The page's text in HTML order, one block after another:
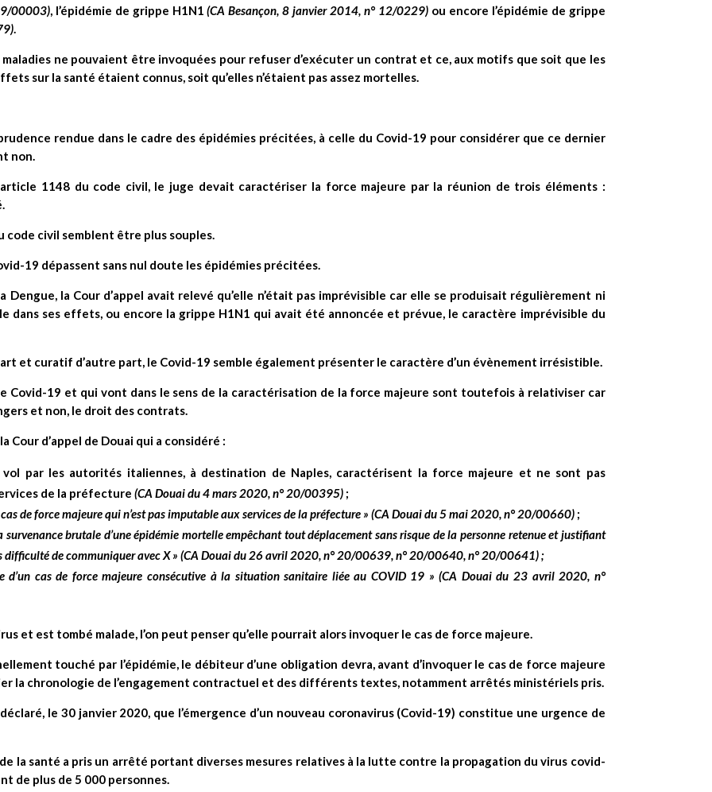
00003), l’épidémie de grippe H1N1(CA Besançon, 8 janvier 2014, n° 12/0229) ou encore l’épidémie de grippe
.
maladies ne pouvaient être invoquées pour refuser d’exécuter un contrat et ce, aux motifs que soit que les
sur la santé étaient connus, soit qu’elles n’étaient pas assez mortelles.
rendue dans le cadre des épidémies précitées, à celle du Covid-19 pour considérer que ce dernier
non.
article 1148 du code civil, le juge devait caractériser la force majeure par la réunion de trois éléments :
code civil semblent être plus souples.
19 dépassent sans nul doute les épidémies précitées.
la Cour d’appel avait relevé qu’elle n’était pas imprévisible car elle se produisait régulièrement ni
dans ses effets, ou encore la grippe H1N1 qui avait été annoncée et prévue, le caractère imprévisible du
et curatif d’autre part, le Covid-19 semble également présenter le caractère d’un évènement irrésistible.
Covid-19 et qui vont dans le sens de la caractérisation de la force majeure sont toutefois à relativiser car
et non, le droit des contrats.
Cour d’appel de Douai qui a considéré :
vol par les autorités italiennes, à destination de Naples, caractérisent la force majeure et ne sont pas
de la préfecture(CA Douai du 4 mars 2020, n° 20/00395);
de force majeure qui n’est pas imputable aux services de la préfecture » (CA Douai du 5 mai 2020, n° 20/00660);
brutale d’une épidémie mortelle empêchant tout déplacement sans risque de la personne retenue et justifiant
de communiquer avec X » (CA Douai du 26 avril 2020, n° 20/00639, n° 20/00640, n° 20/00641) ;
cas de force majeure consécutive à la situation sanitaire liée au COVID 19 » (CA Douai du 23 avril 2020, n°
et est tombé malade, l’on peut penser qu’elle pourrait alors invoquer le cas de force majeure.
touché par l’épidémie, le débiteur d’une obligation devra, avant d’invoquer le cas de force majeure
la chronologie de l’engagement contractuel et des différents textes, notamment arrêtés ministériels pris.
le 30 janvier 2020, que l’émergence d’un nouveau coronavirus (Covid-19) constitue une urgence de
la santé a pris un arrêté portant diverses mesures relatives à la lutte contre la propagation du virus covid-
de plus de 5 000 personnes.